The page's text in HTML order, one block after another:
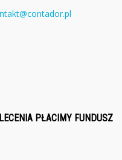
PŁACIMY FUNDUSZ